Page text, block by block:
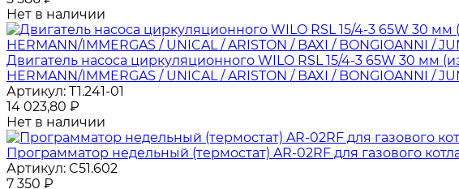
Нет в наличии
Двигатель насоса циркуляционного WILO RSL 15/4-3 65W 30 мм
HERMANN/IMMERGAS / UNICAL / ARISTON / BAXI / BONGIOANNI /
Артикул: T1.241-01
14 023,80 ₽
Нет в наличии
Программатор недельный (термостат) AR-02RF для газового
Артикул: C51.602
7 350 ₽